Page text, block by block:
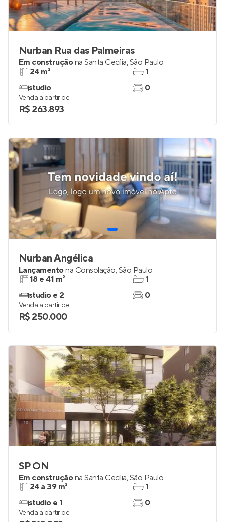
Nurban Rua das Palmeiras
Em construçãona Santa Cecília,São Paulo
24 m²
studio
1
0
Venda a partir de
R$ 263.893
Nurban Angélica
Lançamentona Consolação,São Paulo
18 e 41 m²
studio e 2
1
0
Venda a partir de
R$ 250.000
SP ON
Em construçãona Santa Cecília,São Paulo
24 a 39 m²
studio e 1
1
0
Venda a partir de